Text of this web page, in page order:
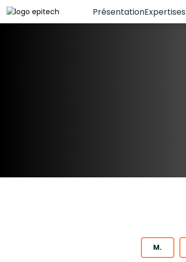
PrésentationExpertises
M.